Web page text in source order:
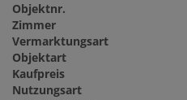
Objektnr.
Zimmer
Vermarktungsart
Objektart
Kaufpreis
Nutzungsart